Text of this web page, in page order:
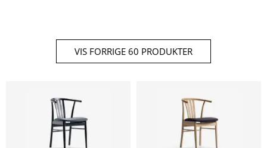
VIS FORRIGE 60 PRODUKTER